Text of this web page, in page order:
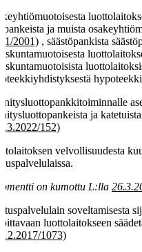
ja muista
2001) , säästöpankista
ja
152)
velvollisuudesta
on kumottu L:lla
soveltamisesta
luottolaitokseen
1073)